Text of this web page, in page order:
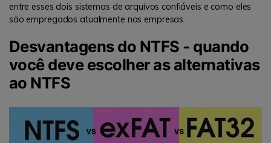
entre esses dois sistemas de arquivos confiáveis ​​e como eles
são empregados atualmente nas empresas.
Desvantagens do NTFS - quando
você deve escolher as alternativas
ao NTFS